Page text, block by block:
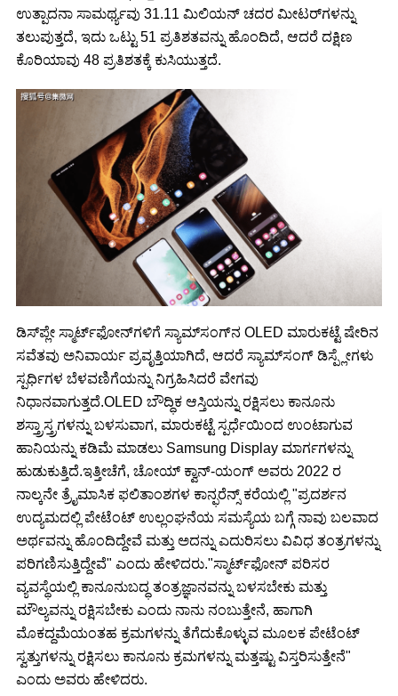
ಉತ್ಪಾದನಾ ಸಾಮರ್ಥ್ಯವು 31.11 ಮಿಲಿಯನ್ ಚದರ ಮೀಟರ್‌ಗಳನ್ನು
ತಲುಪುತ್ತದೆ, ಇದು ಒಟ್ಟು 51 ಪ್ರತಿಶತವನ್ನು ಹೊಂದಿದೆ, ಆದರೆ ದಕ್ಷಿಣ
ಕೊರಿಯಾವು 48 ಪ್ರತಿಶತಕ್ಕೆ ಕುಸಿಯುತ್ತದೆ.
ಡಿಸ್‌ಪ್ಲೇ ಸ್ಮಾರ್ಟ್‌ಫೋನ್‌ಗಳಿಗೆ ಸ್ಯಾಮ್‌ಸಂಗ್‌ನ OLED ಮಾರುಕಟ್ಟೆ ಷೇರಿನ
ಸವೆತವು ಅನಿವಾರ್ಯ ಪ್ರವೃತ್ತಿಯಾಗಿದೆ, ಆದರೆ ಸ್ಯಾಮ್‌ಸಂಗ್ ಡಿಸ್ಪ್ಲೇಗಳು
ಸ್ಪರ್ಧಿಗಳ ಬೆಳವಣಿಗೆಯನ್ನು ನಿಗ್ರಹಿಸಿದರೆ ವೇಗವು
ನಿಧಾನವಾಗುತ್ತದೆ.OLED ಬೌದ್ಧಿಕ ಆಸ್ತಿಯನ್ನು ರಕ್ಷಿಸಲು ಕಾನೂನು
ಶಸ್ತ್ರಾಸ್ತ್ರಗಳನ್ನು ಬಳಸುವಾಗ, ಮಾರುಕಟ್ಟೆ ಸ್ಪರ್ಧೆಯಿಂದ ಉಂಟಾಗುವ
ಹಾನಿಯನ್ನು ಕಡಿಮೆ ಮಾಡಲು Samsung Display ಮಾರ್ಗಗಳನ್ನು
ಹುಡುಕುತ್ತಿದೆ.ಇತ್ತೀಚೆಗೆ, ಚೋಯ್ ಕ್ವಾನ್-ಯಂಗ್ ಅವರು 2022 ರ
ನಾಲ್ಕನೇ ತ್ರೈಮಾಸಿಕ ಫಲಿತಾಂಶಗಳ ಕಾನ್ಫರೆನ್ಸ್ ಕರೆಯಲ್ಲಿ "ಪ್ರದರ್ಶನ
ಉದ್ಯಮದಲ್ಲಿ ಪೇಟೆಂಟ್ ಉಲ್ಲಂಘನೆಯ ಸಮಸ್ಯೆಯ ಬಗ್ಗೆ ನಾವು ಬಲವಾದ
ಅರ್ಥವನ್ನು ಹೊಂದಿದ್ದೇವೆ ಮತ್ತು ಅದನ್ನು ಎದುರಿಸಲು ವಿವಿಧ ತಂತ್ರಗಳನ್ನು
ಪರಿಗಣಿಸುತ್ತಿದ್ದೇವೆ" ಎಂದು ಹೇಳಿದರು."ಸ್ಮಾರ್ಟ್‌ಫೋನ್ ಪರಿಸರ
ವ್ಯವಸ್ಥೆಯಲ್ಲಿ ಕಾನೂನುಬದ್ಧ ತಂತ್ರಜ್ಞಾನವನ್ನು ಬಳಸಬೇಕು ಮತ್ತು
ಮೌಲ್ಯವನ್ನು ರಕ್ಷಿಸಬೇಕು ಎಂದು ನಾನು ನಂಬುತ್ತೇನೆ, ಹಾಗಾಗಿ
ಮೊಕದ್ದಮೆಯಂತಹ ಕ್ರಮಗಳನ್ನು ತೆಗೆದುಕೊಳ್ಳುವ ಮೂಲಕ ಪೇಟೆಂಟ್
ಸ್ವತ್ತುಗಳನ್ನು ರಕ್ಷಿಸಲು ಕಾನೂನು ಕ್ರಮಗಳನ್ನು ಮತ್ತಷ್ಟು ವಿಸ್ತರಿಸುತ್ತೇನೆ"
ಎಂದು ಅವರು ಹೇಳಿದರು.